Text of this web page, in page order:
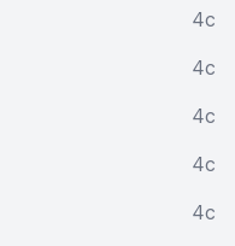
4c
4c
4c
4c
4c